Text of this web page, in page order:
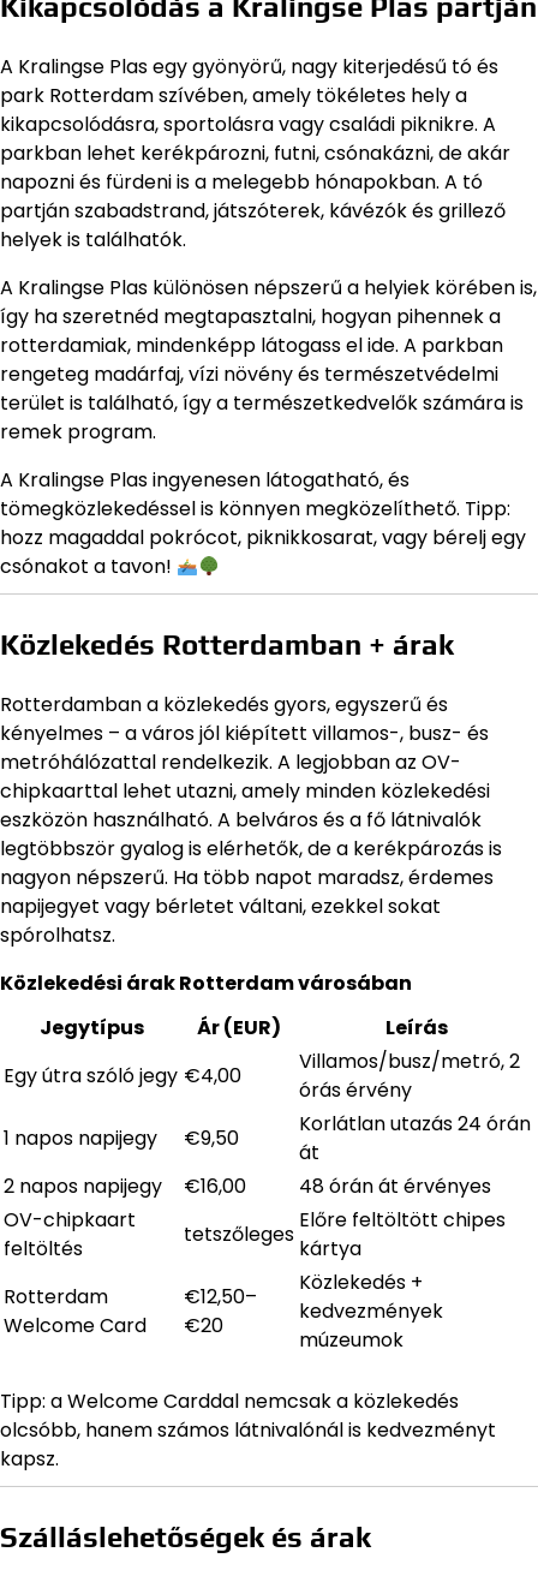
Kikapcsolódás a Kralingse Plas partján
A Kralingse Plas egy gyönyörű, nagy kiterjedésű tó és
park Rotterdam szívében, amely tökéletes hely a
kikapcsolódásra, sportolásra vagy családi piknikre. A
parkban lehet kerékpározni, futni, csónakázni, de akár
napozni és fürdeni is a melegebb hónapokban. A tó
partján szabadstrand, játszóterek, kávézók és grillező
helyek is találhatók.
A Kralingse Plas különösen népszerű a helyiek körében is,
így ha szeretnéd megtapasztalni, hogyan pihennek a
rotterdamiak, mindenképp látogass el ide. A parkban
rengeteg madárfaj, vízi növény és természetvédelmi
terület is található, így a természetkedvelők számára is
remek program.
A Kralingse Plas ingyenesen látogatható, és
tömegközlekedéssel is könnyen megközelíthető. Tipp:
hozz magaddal pokrócot, piknikkosarat, vagy bérelj egy
csónakot a tavon!
Közlekedés Rotterdamban + árak
Rotterdamban a közlekedés gyors, egyszerű és
kényelmes – a város jól kiépített villamos-, busz- és
metróhálózattal rendelkezik. A legjobban az OV-
chipkaarttal lehet utazni, amely minden közlekedési
eszközön használható. A belváros és a fő látnivalók
legtöbbször gyalog is elérhetők, de a kerékpározás is
nagyon népszerű. Ha több napot maradsz, érdemes
napijegyet vagy bérletet váltani, ezekkel sokat
spórolhatsz.
Közlekedési árak Rotterdam városában
Jegytípus
Ár (EUR)
Leírás
Egy útra szóló jegy €4,00
Villamos/busz/metró, 2
órás érvény
1 napos napijegy
€9,50
Korlátlan utazás 24 órán
át
2 napos napijegy
€16,00
48 órán át érvényes
OV-chipkaart
feltöltés
tetszőleges
Előre feltöltött chipes
kártya
Rotterdam
Welcome Card
€12,50–
€20
Közlekedés +
kedvezmények
múzeumok
Tipp: a Welcome Carddal nemcsak a közlekedés
olcsóbb, hanem számos látnivalónál is kedvezményt
kapsz.
Szálláslehetőségek és árak